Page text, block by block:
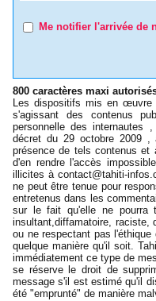
Me notifier l'arrivée de
800 caractères maxi
Les dispositifs mis en œuvre
s'agissant des contenus
personnelle des internautes
décret du 29 octobre 2009 ,
présence de tels contenus et
d'en rendre l'accès
illicites à contact@tahiti-
ne peut être tenue pour
entretenus dans les
sur le fait qu'elle ne pourra
insultant,diffamatoire, raciste,
ou ne respectant pas
quelque manière qu'il soit.
immédiatement ce type de
se réserve le droit de
message s'il est estimé qu'il
été "emprunté" de manière